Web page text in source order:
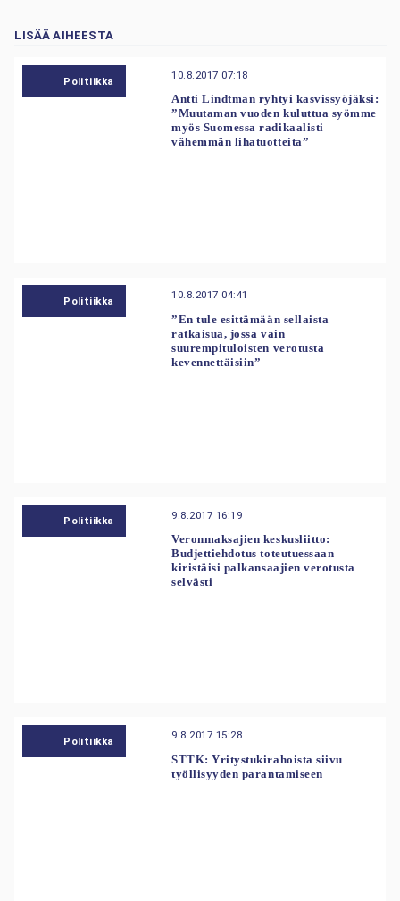
LISÄÄ AIHEESTA
Politiikka 10.8.2017 07:18
Antti Lindtman ryhtyi kasvissyöjäksi:
”Muutaman vuoden kuluttua syömme
myös Suomessa radikaalisti
vähemmän lihatuotteita”
Politiikka 10.8.2017 04:41
”En tule esittämään sellaista
ratkaisua, jossa vain
suurempituloisten verotusta
kevennettäisiin”
Politiikka 9.8.2017 16:19
Veronmaksajien keskusliitto:
Budjettiehdotus toteutuessaan
kiristäisi palkansaajien verotusta
selvästi
Politiikka 9.8.2017 15:28
STTK: Yritystukirahoista siivu
työllisyyden parantamiseen